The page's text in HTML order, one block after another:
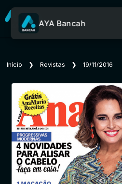
Sobre
AYA Bancah
Início ❯ Revistas ❯ 19/11/2016